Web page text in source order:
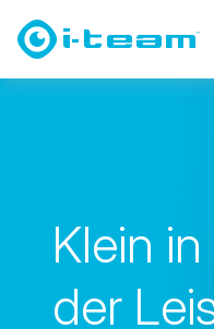
Klein in
der Lei